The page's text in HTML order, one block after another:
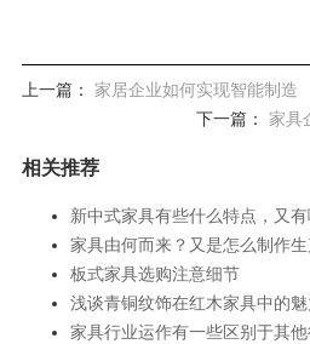
上一篇： 家居企业如何实现智能制造
下一篇：家具
相关推荐
新中式家具有些什么特点，又
家具由何而来？又是怎么制作生
板式家具选购注意细节
浅谈青铜纹饰在红木家具中的魅
家具行业运作有一些区别于其